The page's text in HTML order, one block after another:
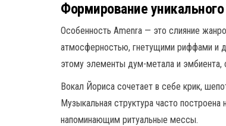
Формирование уникального
Особенность Amenra — это слияние
атмосферностью, гнетущими риффами и
этому элементы дум-метала и эмбиента,
Вокал Йориса сочетает в себе крик,
Музыкальная структура часто
напоминающим ритуальные мессы.